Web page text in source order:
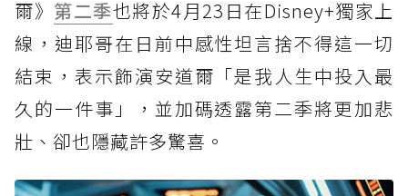
爾》 第二季也將於4月23日在Disney+獨家上
線，迪耶哥在日前中感性坦言捨不得這一切
結束，表示飾演安道爾「是我人生中投入最
久的一件事」，並加碼透露第二季將更加悲
壯、卻也隱藏許多驚喜。